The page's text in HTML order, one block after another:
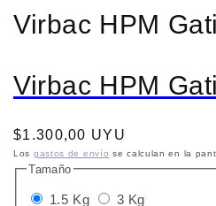
ventana
modal
Virbac HPM
Virbac HPM
Precio
habitual
$1.300,00 UYU
Los gastos de envío se calculan en la
Tamaño
1.5 KgVariante
3 Kg